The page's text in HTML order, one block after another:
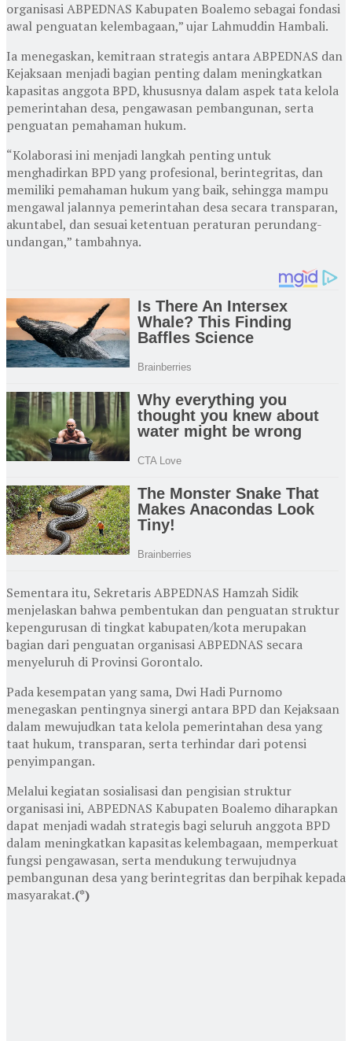
organisasi ABPEDNAS Kabupaten Boalemo sebagai fondasi
awal penguatan kelembagaan,” ujar Lahmuddin Hambali.
Ia menegaskan, kemitraan strategis antara ABPEDNAS dan
Kejaksaan menjadi bagian penting dalam meningkatkan
kapasitas anggota BPD, khususnya dalam aspek tata kelola
pemerintahan desa, pengawasan pembangunan, serta
penguatan pemahaman hukum.
“Kolaborasi ini menjadi langkah penting untuk
menghadirkan BPD yang profesional, berintegritas, dan
memiliki pemahaman hukum yang baik, sehingga mampu
mengawal jalannya pemerintahan desa secara transparan,
akuntabel, dan sesuai ketentuan peraturan perundang-
undangan,” tambahnya.
Sementara itu, Sekretaris ABPEDNAS Hamzah Sidik
menjelaskan bahwa pembentukan dan penguatan struktur
kepengurusan di tingkat kabupaten/kota merupakan
bagian dari penguatan organisasi ABPEDNAS secara
menyeluruh di Provinsi Gorontalo.
Pada kesempatan yang sama, Dwi Hadi Purnomo
menegaskan pentingnya sinergi antara BPD dan Kejaksaan
dalam mewujudkan tata kelola pemerintahan desa yang
taat hukum, transparan, serta terhindar dari potensi
penyimpangan.
Melalui kegiatan sosialisasi dan pengisian struktur
organisasi ini, ABPEDNAS Kabupaten Boalemo diharapkan
dapat menjadi wadah strategis bagi seluruh anggota BPD
dalam meningkatkan kapasitas kelembagaan, memperkuat
fungsi pengawasan, serta mendukung terwujudnya
pembangunan desa yang berintegritas dan berpihak kepada
masyarakat.(*)